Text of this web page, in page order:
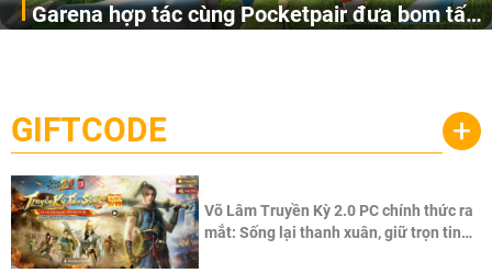
Garena hợp tác cùng Pocketpair đưa bom tấn
cầu, theo giấy phép chính thức từ công ty game Nhật Bản
Pocketpair, Inc.
GIFTCODE +
Võ Lâm Truyền Kỳ 2.0 PC chính thức ra
mắt: Sống lại thanh xuân, giữ trọn tinh